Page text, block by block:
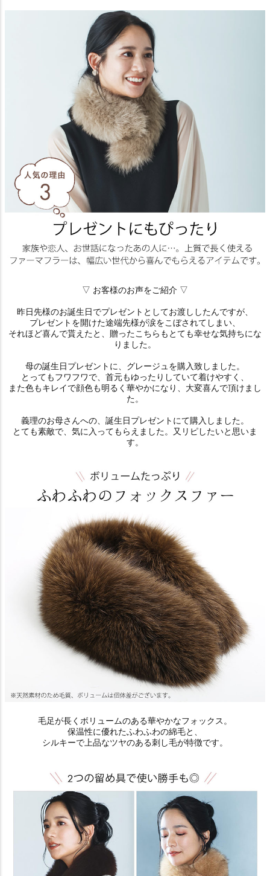
▽ お客様のお声をご紹介 ▽
昨日先様のお誕生日でプレゼントとしてお渡ししたんですが、
プレゼントを開けた途端先様が涙をこぼされてしまい、
それほど喜んで貰えたと、贈ったこちらもとても幸せな気持ちにな
りました。
母の誕生日プレゼントに、グレージュを購入致しました。
とってもフワフワで、首元もゆったりしていて着けやすく、
また色もキレイで顔色も明るく華やかになり、大変喜んで頂けまし
た。
義理のお母さんへの、誕生日プレゼントにて購入しました。
とても素敵で、気に入ってもらえました。又リピしたいと思いま
す。
毛足が長くボリュームのある華やかなフォックス。
保温性に優れたふわふわの綿毛と、
シルキーで上品なツヤのある刺し毛が特徴です。